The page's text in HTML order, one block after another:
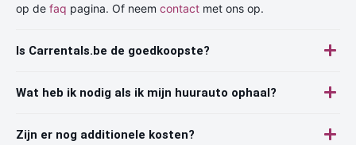
op de faq pagina. Of neem contact met ons op.
Is Carrentals.be de goedkoopste?
Wat heb ik nodig als ik mijn huurauto ophaal?
Zijn er nog additionele kosten?